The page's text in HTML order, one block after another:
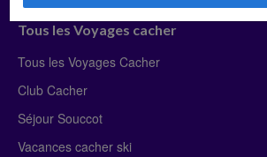
Tous les Voyages cacher
Tous les Voyages Cacher
Club Cacher
Séjour Souccot
Vacances cacher ski